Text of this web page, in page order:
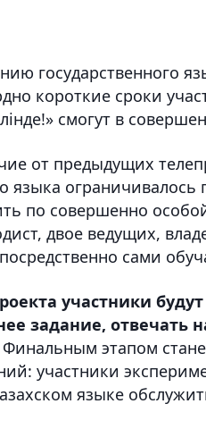
государственного
короткие сроки
смогут в
от предыдущих
языка
по совершенно
двое ведущих,
сами
участники
задание, отвечать
Финальным этапом
участники
языке